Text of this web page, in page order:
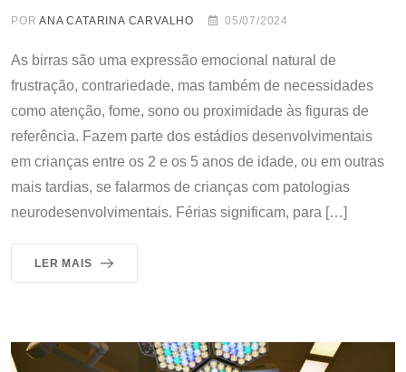
PORANA CATARINA CARVALHO 05/07/2024
As birras são uma expressão emocional natural de
frustração, contrariedade, mas também de necessidades
como atenção, fome, sono ou proximidade às figuras de
referência. Fazem parte dos estádios desenvolvimentais
em crianças entre os 2 e os 5 anos de idade, ou em outras
mais tardias, se falarmos de crianças com patologias
neurodesenvolvimentais. Férias significam, para […]
LER MAIS